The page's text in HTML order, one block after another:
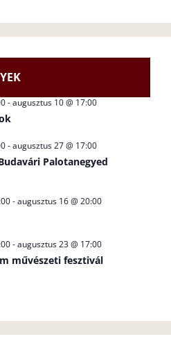
-augusztus 10 @ 17:00
-augusztus 27 @ 17:00
Palotanegyed
-augusztus 16 @ 20:00
-augusztus 23 @ 17:00
művészeti fesztivál